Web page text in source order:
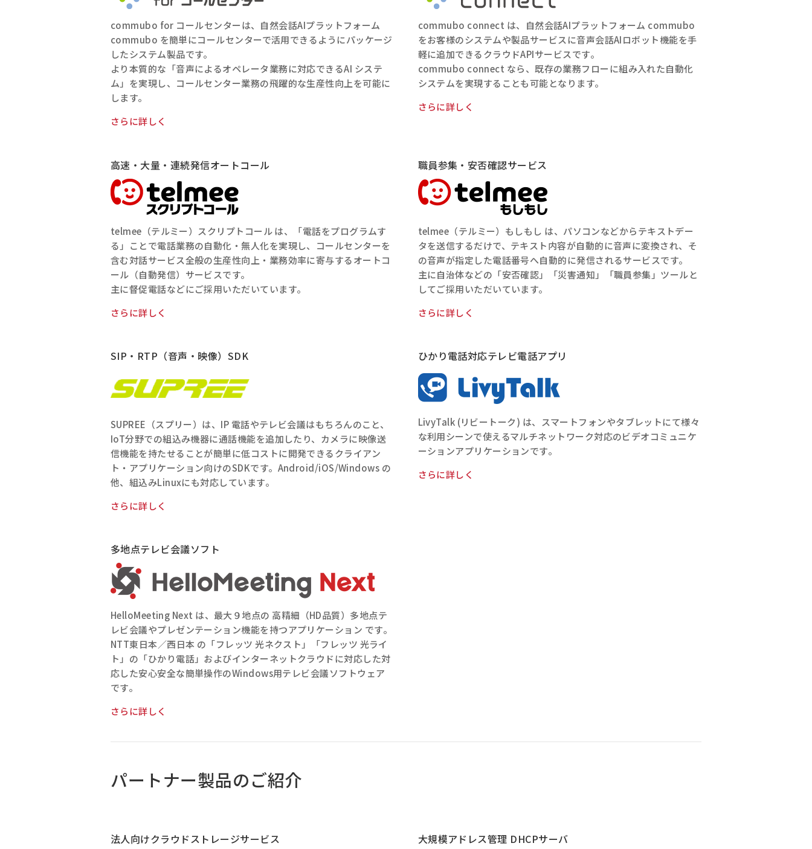
commubo for コールセンターは、自然会話AIプラットフォーム
commubo を簡単にコールセンターで活用できるようにパッケージ
したシステム製品です。
より本質的な「音声によるオペレータ業務に対応できるAI システ
ム」を実現し、コールセンター業務の飛躍的な生産性向上を可能に
します。
さらに詳しく
commubo connect は、自然会話AIプラットフォーム commubo
をお客様のシステムや製品サービスに音声会話AIロボット機能を手
軽に追加できるクラウドAPIサービスです。
commubo connect なら、既存の業務フローに組み入れた自動化
システムを実現することも可能となります。
さらに詳しく
高速・大量・連続発信オートコール
telmee（テルミー）スクリプトコール は、「電話をプログラムす
る」ことで電話業務の自動化・無人化を実現し、コールセンターを
含む対話サービス全般の生産性向上・業務効率に寄与するオートコ
ール（自動発信）サービスです。
主に督促電話などにご採用いただいています。
さらに詳しく
職員参集・安否確認サービス
telmee（テルミー）もしもし は、パソコンなどからテキストデー
タを送信するだけで、テキスト内容が自動的に音声に変換され、そ
の音声が指定した電話番号へ自動的に発信されるサービスです。
主に自治体などの「安否確認」「災害通知」「職員参集」ツールと
してご採用いただいています。
さらに詳しく
SIP・RTP（音声・映像）SDK
SUPREE（スプリー）は、IP 電話やテレビ会議はもちろんのこと、
IoT分野での組込み機器に通話機能を追加したり、カメラに映像送
信機能を持たせることが簡単に低コストに開発できるクライアン
ト・アプリケーション向けのSDKです。Android/iOS/Windows の
他、組込みLinuxにも対応しています。
さらに詳しく
ひかり電話対応テレビ電話アプリ
LivyTalk (リビートーク) は、スマートフォンやタブレットにて様々
な利用シーンで使えるマルチネットワーク対応のビデオコミュニケ
ーションアプリケーションです。
さらに詳しく
多地点テレビ会議ソフト
HelloMeeting Next は、最大９地点の 高精細（HD品質）多地点テ
レビ会議やプレゼンテーション機能を持つアプリケーション です。
NTT東日本／西日本 の「フレッツ 光ネクスト」「フレッツ 光ライ
ト」の「ひかり電話」およびインターネットクラウドに対応した対
応した安心安全な簡単操作のWindows用テレビ会議ソフトウェア
です。
さらに詳しく
パートナー製品のご紹介
法人向けクラウドストレージサービス 大規模アドレス管理 DHCPサーバ